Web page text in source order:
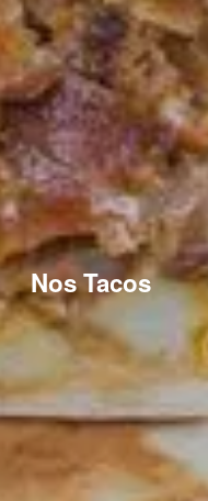
Nos Tacos